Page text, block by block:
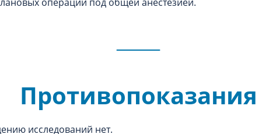
Противопоказания
исследований нет.